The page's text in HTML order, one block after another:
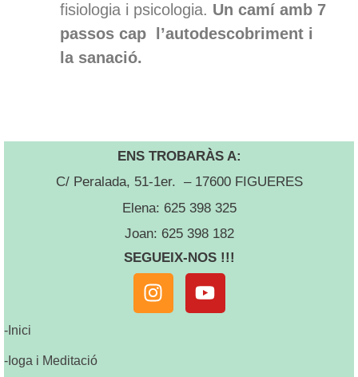
fisiologia i psicologia. Un camí amb 7
passos cap l’autodescobriment i
la sanació.
ENS TROBARÀS A:
C/ Peralada, 51-1er. – 17600 FIGUERES
Elena: 625 398 325
Joan: 625 398 182
SEGUEIX-NOS !!!
-Inici
-Ioga i Meditació